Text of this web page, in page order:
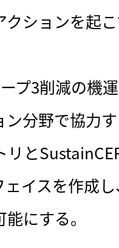
クションを起
プ3削減の機
ン分野で協力
リと
イスを作成
にする。